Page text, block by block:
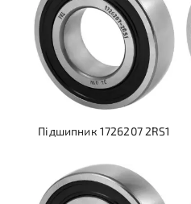
Підшипник 1726207 2RS1